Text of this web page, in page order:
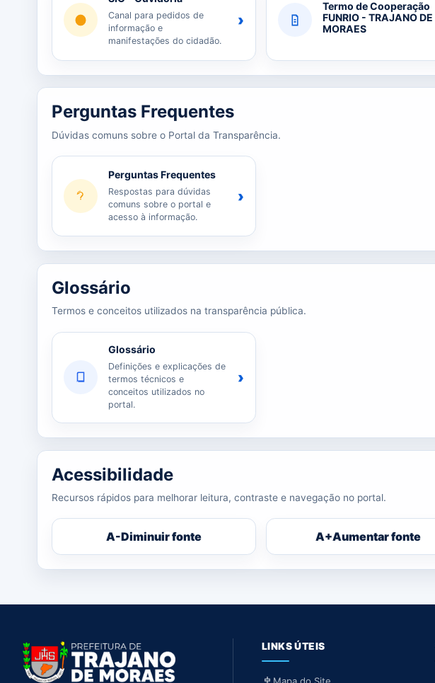
Canal para pedidos de
informação e
manifestações do cidadão.
›
Termo de Cooperação
FUNRIO - TRAJANO DE
MORAES
Perguntas Frequentes
Dúvidas comuns sobre o Portal da Transparência.
Perguntas Frequentes
Respostas para dúvidas
comuns sobre o portal e
acesso à informação.
›
Glossário
Termos e conceitos utilizados na transparência pública.
Glossário
Definições e explicações de
termos técnicos e
conceitos utilizados no
portal.
›
Acessibilidade
Recursos rápidos para melhorar leitura, contraste e navegação no portal.
A-Diminuir fonte A+Aumentar fonte
LINKS ÚTEIS